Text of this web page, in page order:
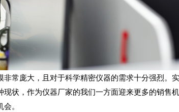
非常庞大，且对于科学精密仪器的需求十分强烈。
现状，作为仪器厂家的我们一方面迎来更多的销售
。